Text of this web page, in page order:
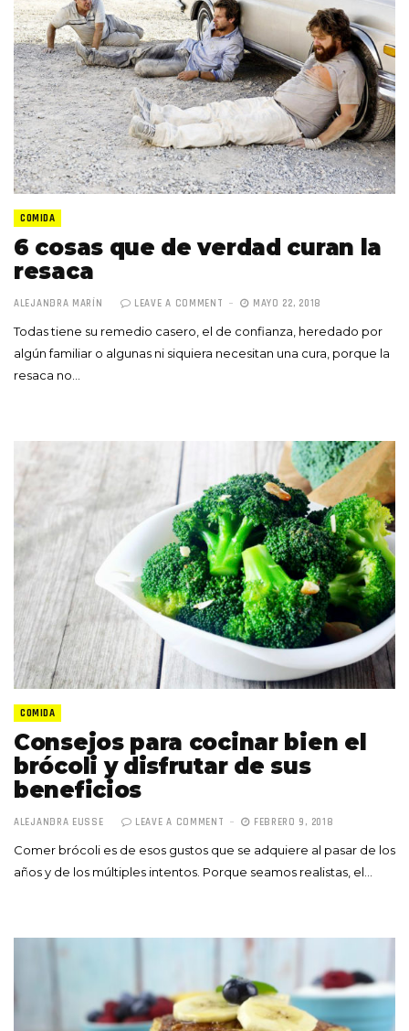
COMIDA
6 cosas que de verdad curan la
resaca
ALEJANDRA MARÍN LEAVE A COMMENT MAYO 22, 2018
Todas tiene su remedio casero, el de confianza, heredado por
algún familiar o algunas ni siquiera necesitan una cura, porque la
resaca no…
COMIDA
Consejos para cocinar bien el
brócoli y disfrutar de sus
beneficios
ALEJANDRA EUSSE LEAVE A COMMENT FEBRERO 9, 2018
Comer brócoli es de esos gustos que se adquiere al pasar de los
años y de los múltiples intentos. Porque seamos realistas, el…